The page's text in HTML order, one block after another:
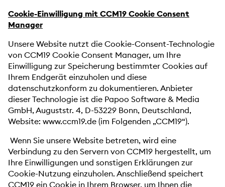
Cookie-Einwilligung mit CCM19 Cookie Consent
Manager
Unsere Website nutzt die Cookie-Consent-Technologie
von CCM19 Cookie Consent Manager, um Ihre
Einwilligung zur Speicherung bestimmter Cookies auf
Ihrem Endgerät einzuholen und diese
datenschutzkonform zu dokumentieren. Anbieter
dieser Technologie ist die Papoo Software & Media
GmbH, Auguststr. 4, D-53229 Bonn, Deutschland,
Website: www.ccm19.de (im Folgenden „CCM19“).
Wenn Sie unsere Website betreten, wird eine
Verbindung zu den Servern von CCM19 hergestellt, um
Ihre Einwilligungen und sonstigen Erklärungen zur
Cookie-Nutzung einzuholen. Anschließend speichert
CCM19 ein Cookie in Ihrem Browser, um Ihnen die